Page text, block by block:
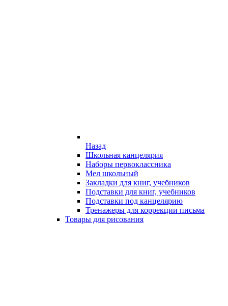
Назад
Школьная канцелярия
Наборы первоклассника
Мел школьный
Закладки для книг, учебников
Подставки для книг, учебников
Подставки под канцелярию
Тренажеры для коррекции письма
Товары для рисования